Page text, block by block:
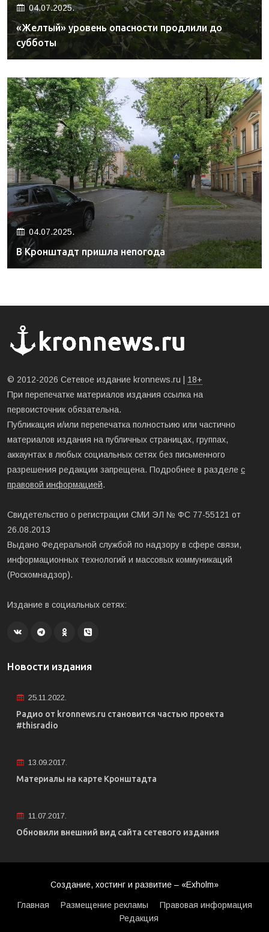
04.07.2025.
«Желтый» уровень опасности продлили до
субботы
04.07.2025.
В Кронштадт пришла непогода
© 2012-2026 Сетевое издание kronnews.ru | 18+
При перепечатке материалов издания ссылка на
первоисточник обязательна.
Публикация и/или перепечатка полностьию или частично
материалов издания на публичных страницах, группах,
аккаунтах в любых социальных сетях без письменного
разрешения редакции запрещена. Подробнее в разделе с
правовой информацией.
Свидетельство о регистрации СМИ ЭЛ № ФС 77-55121 от
26.08.2013
Выдано Федеральной службой по надзору в сфере связи,
информационных технологий и массовых коммуникаций
(Роскомнадзор).
Издание в социальных сетях:
Новости издания
25.11.2022.
Радио от kronnews.ru становится частью проекта
#thisradio
13.09.2017.
Материалы на карте Кронштадта
11.07.2017.
Обновили внешний вид сайта сетевого издания
Создание, хостинг и развитие – «Exholm»
Главная Размещение рекламы
Правовая информация
Редакция